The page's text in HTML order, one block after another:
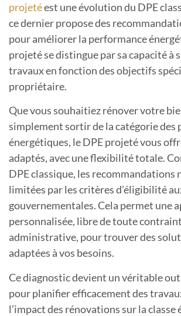
projetéest une évolution du DPE
ce dernier propose des
pour améliorer la performance
projeté se distingue par sa capacité à
travaux en fonction des objectifs
propriétaire.
Que vous souhaitiez rénover votre
simplement sortir de la catégorie des
énergétiques, le DPE projeté vous
adaptés, avec une flexibilité totale.
DPE classique, les recommandations
limitées par les critères d’éligibilité
gouvernementales. Cela permet une
personnalisée, libre de toute
administrative, pour trouver des
adaptées à vos besoins.
Ce diagnostic devient un véritable
pour planifier efficacement des
l’impact des rénovations sur la classe